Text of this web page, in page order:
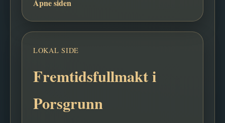
Åpne siden
LOKAL SIDE
Fremtidsfullmakt i
Porsgrunn